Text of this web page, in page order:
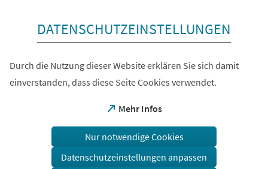
DATENSCHUTZEINSTELLUNGEN
Durch die Nutzung dieser Website erklären Sie sich damit
einverstanden, dass diese Seite Cookies verwendet.
Mehr Infos
(Öffnet
einem
Tab)
Nur notwendige Cookies
Datenschutzeinstellungen anpassen